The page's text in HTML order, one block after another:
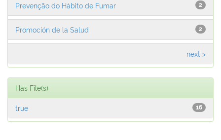
2
Prevenção do Hábito de Fumar
2
Promoción de la Salud
next >
Has File(s)
16
true